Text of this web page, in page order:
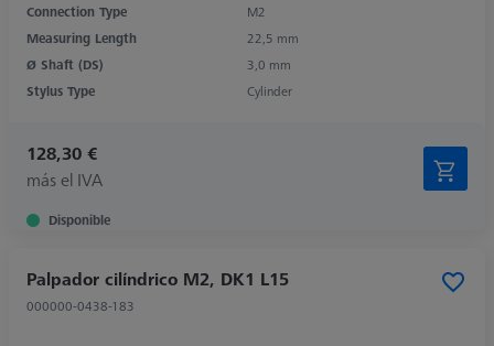
Connection Type
M2
Measuring Length
22,5 mm
Ø Shaft (DS)
3,0 mm
Stylus Type
Cylinder
128,30 €
más el IVA
Disponible
Palpador cilíndrico M2, DK1 L15
000000-0438-183